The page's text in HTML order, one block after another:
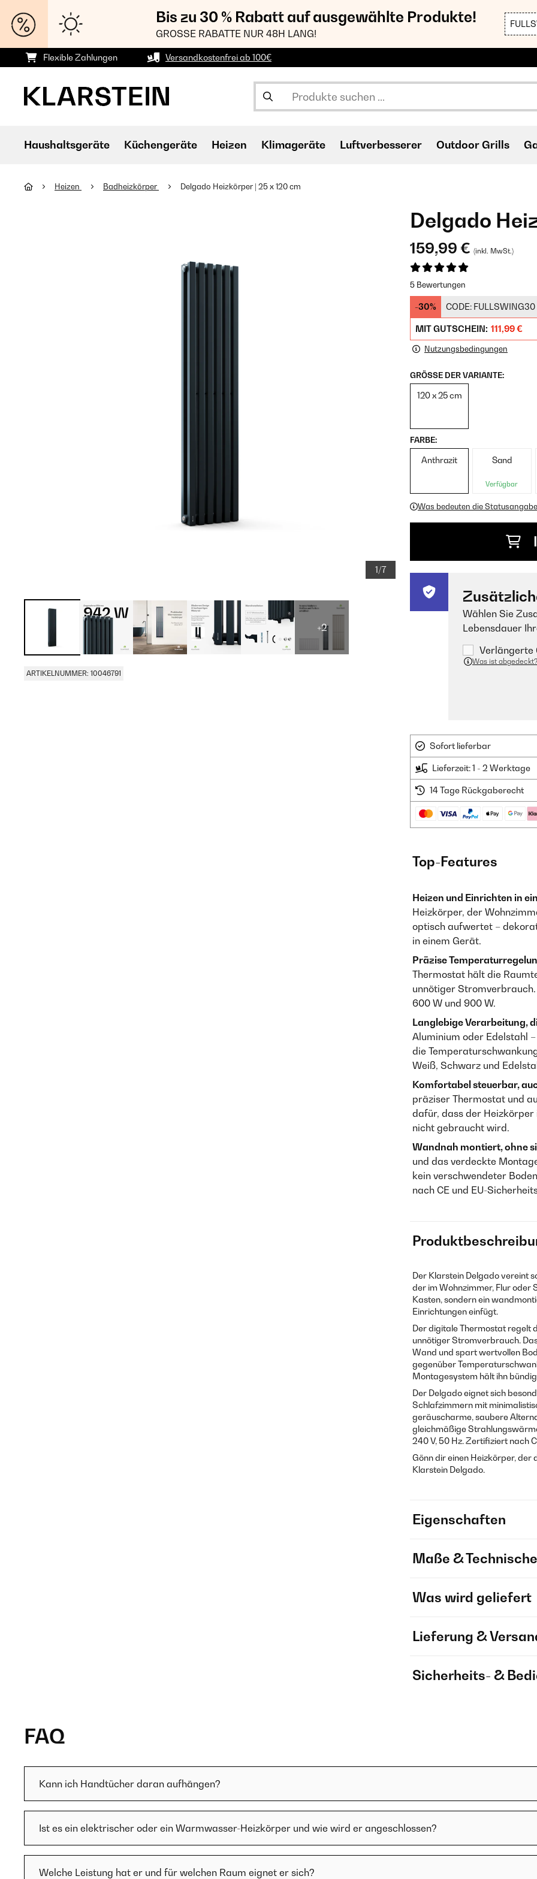
Bis zu 30 % Rabatt auf ausgewählte Produkte!
GROSSE RABATTE NUR 48H LANG!
Flexible Zahlungen Versandkostenfrei ab 100€
Haushaltsgeräte Küchengeräte Heizen Klimageräte Luftverbesserer Outdoor Grills
Heizen Badheizkörper Delgado Heizkörper | 25 x 120 cm
1/7
+2
ARTIKELNUMMER: 10046791
Delgado
159,99 € (inkl. MwSt.)
5 Bewertungen
-30% CODE: FULLSWING30
MIT GUTSCHEIN: 111,99 €
Nutzungsbedingungen
GRÖSSE DER VARIANTE:
120 x 25 cm
FARBE:
Anthrazit Sand
Verfügbar
Was bedeuten die
Wählen Sie
Lebensdauer
Verlängerte
Was ist abgedeckt?
Sofort lieferbar
Lieferzeit: 1 - 2 Werktage
14 Tage Rückgaberecht
Top-Features
Heizen und Einrichten in
Heizkörper, der
optisch aufwertet –
in einem Gerät.
Präzise
Thermostat hält die
unnötiger
600 W und 900 W.
Langlebige Verarbeitung,
Aluminium oder Edelstahl
die
Weiß, Schwarz und
Komfortabel steuerbar,
präziser Thermostat und
dafür, dass der Heizkörper
nicht gebraucht wird.
Wandnah montiert, ohne
und das verdeckte
kein verschwendeter
nach CE und EU-
Der Klarstein Delgado vereint
der im Wohnzimmer, Flur oder
Kasten, sondern ein
Einrichtungen einfügt.
Der digitale Thermostat regelt
unnötiger Stromverbrauch.
Wand und spart wertvollen
gegenüber
Montagesystem hält ihn
Der Delgado eignet sich
Schlafzimmern mit
geräuscharme, saubere
gleichmäßige
240 V, 50 Hz. Zertifiziert nach
Gönn dir einen Heizkörper,
Klarstein Delgado.
Eigenschaften
Maße &
Was wird geliefert
Lieferung &
Sicherheits- &
FAQ
Kann ich Handtücher daran aufhängen?
Ist es ein elektrischer oder ein Warmwasser-Heizkörper und wie wird er angeschlossen?
Welche Leistung hat er und für welchen Raum eignet er sich?